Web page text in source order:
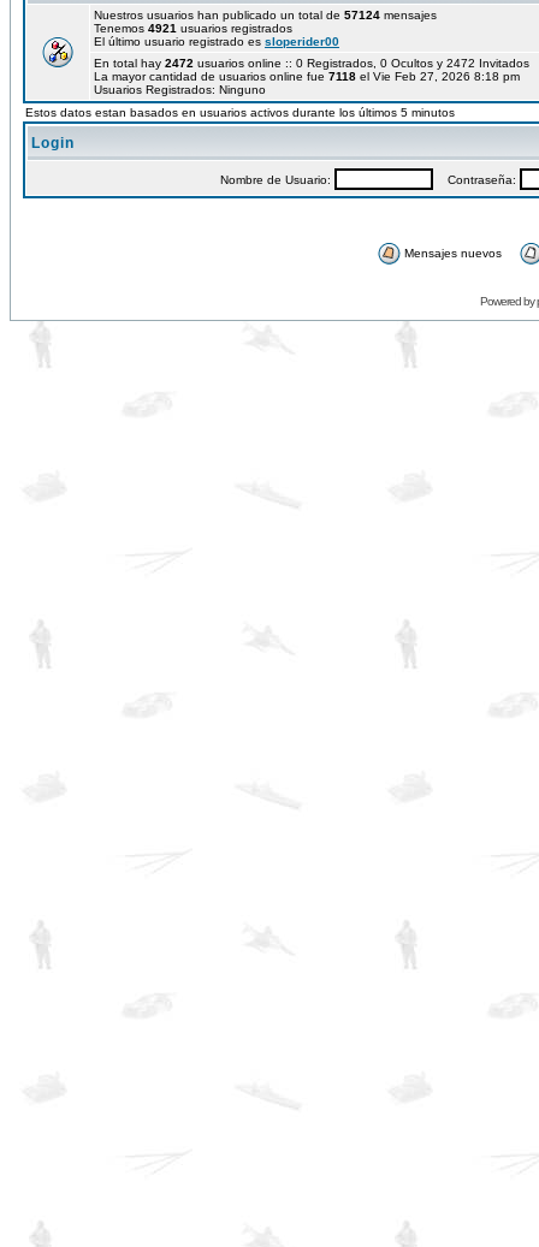
Nuestros usuarios han publicado un total de 57124 mensajes
Tenemos 4921 usuarios registrados
El último usuario registrado es sloperider00
En total hay 2472 usuarios online :: 0 Registrados, 0 Ocultos y 2472
La mayor cantidad de usuarios online fue 7118 el Vie Feb 27, 2026 8:18 pm
Usuarios Registrados: Ninguno
Estos datos estan basados en usuarios activos durante los últimos 5 minutos
Login
Nombre de Usuario: Contraseña:
Mensajes nuevos
Powered by